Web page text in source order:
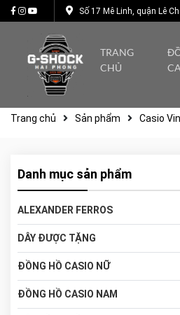
Số 17 Mê Linh, quận Lê
TRANG
CHỦ
Trang chủ Sản phẩm Casio
Danh mục sản phẩm
ALEXANDER FERROS
DÂY ĐƯỢC TẶNG
ĐỒNG HỒ CASIO NỮ
ĐỒNG HỒ CASIO NAM